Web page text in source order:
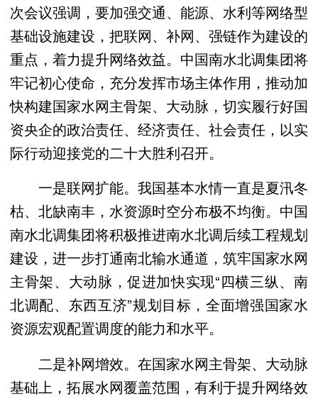
次会议强调，要加强交通、能源、水利等网络型
基础设施建设，把联网、补网、强链作为建设的
重点，着力提升网络效益。中国南水北调集团将
牢记初心使命，充分发挥市场主体作用，推动加
快构建国家水网主骨架、大动脉，切实履行好国
资央企的政治责任、经济责任、社会责任，以实
际行动迎接党的二十大胜利召开。
一是联网扩能。我国基本水情一直是夏汛冬
枯、北缺南丰，水资源时空分布极不均衡。中国
南水北调集团将积极推进南水北调后续工程规划
建设，进一步打通南北输水通道，筑牢国家水网
主骨架、大动脉，促进加快实现“四横三纵、南
北调配、东西互济”规划目标，全面增强国家水
资源宏观配置调度的能力和水平。
二是补网增效。在国家水网主骨架、大动脉
基础上，拓展水网覆盖范围，有利于提升网络效